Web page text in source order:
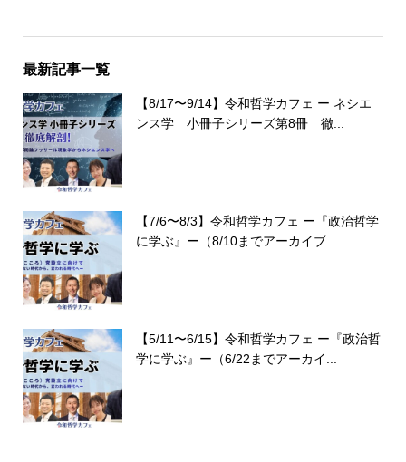
最新記事一覧
【8/17〜9/14】令和哲学カフェ ー ネシエ
ンス学 小冊子シリーズ第8冊 徹...
【7/6〜8/3】令和哲学カフェ ー『政治哲学
に学ぶ』ー（8/10までアーカイブ...
【5/11〜6/15】令和哲学カフェ ー『政治哲
学に学ぶ』ー（6/22までアーカイ...